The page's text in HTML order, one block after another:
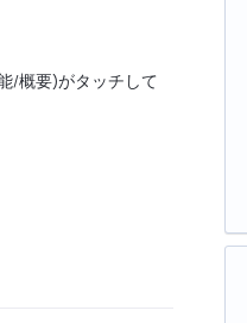
/概要)がタッチして